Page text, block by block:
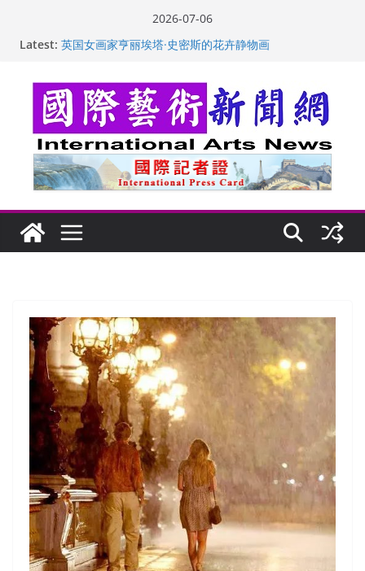
2026-07-06
Latest: “梵心”归处：一场展览 连着攀枝花的千里乡愁
美国人
玛丽安娜·卡拉切娃的绘画：幽默和难以言喻的快乐
苏方 ：“字”得其乐